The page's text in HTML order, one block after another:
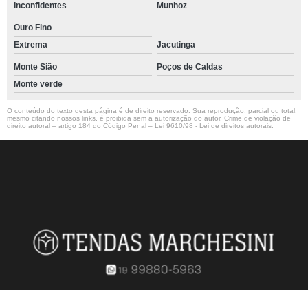
Inconfidentes Munhoz
Ouro Fino
Extrema
Jacutinga
Monte Sião
Poços de Caldas
Monte verde
O conteúdo do texto desta página é de direito reservado. Sua reprodução, parcial ou total,
mesmo citando nossos links, é proibida sem a autorização do autor. Crime de violação de
direito autoral – artigo 184 do Código Penal – Lei 9610/98 - Lei de direitos autorais